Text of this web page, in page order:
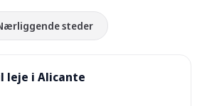
steder
leje i Alicante